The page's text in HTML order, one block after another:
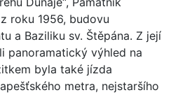
roku 1956, budovu
a Baziliku sv. Štěpána. Z její
panoramatický výhled na
byla také jízda
metra, nejstaršího